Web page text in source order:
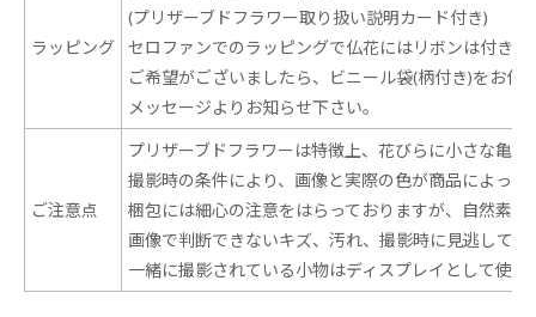
ラッピング
(プリザーブドフラワー取り扱い説明カード付き)
セロファンでのラッピングで仏花にはリボンは付きま
ご希望がございましたら、ビニール袋(柄付き)をお付
メッセージよりお知らせ下さい。
ご注意点
プリザーブドフラワーは特徴上、花びらに小さな亀
撮影時の条件により、画像と実際の色が商品によって
梱包には細心の注意をはらっておりますが、自然素
画像で判断できないキズ、汚れ、撮影時に見逃して
一緒に撮影されている小物はディスプレイとして使用